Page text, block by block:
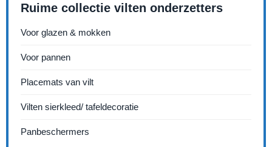
Ruime collectie vilten onderzetters
Voor glazen & mokken
Voor pannen
Placemats van vilt
Vilten sierkleed/ tafeldecoratie
Panbeschermers